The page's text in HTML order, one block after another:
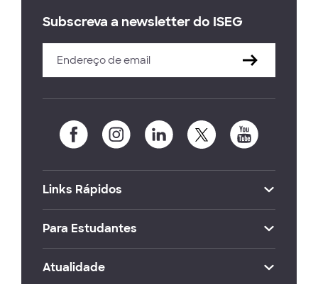
Subscreva a newsletter do ISEG
Links Rápidos
Para Estudantes
Atualidade